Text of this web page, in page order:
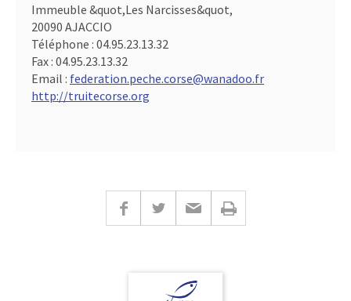
Immeuble &quot,Les Narcisses&quot,
20090 AJACCIO
Téléphone : 04.95.23.13.32
Fax : 04.95.23.13.32
Email : federation.peche.corse@wanadoo.fr
http://truitecorse.org